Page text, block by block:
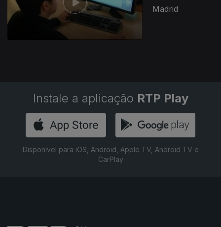
Madrid
Instale a aplicação RTP Play
Disponível para iOS, Android, Apple TV, Android TV e
CarPlay